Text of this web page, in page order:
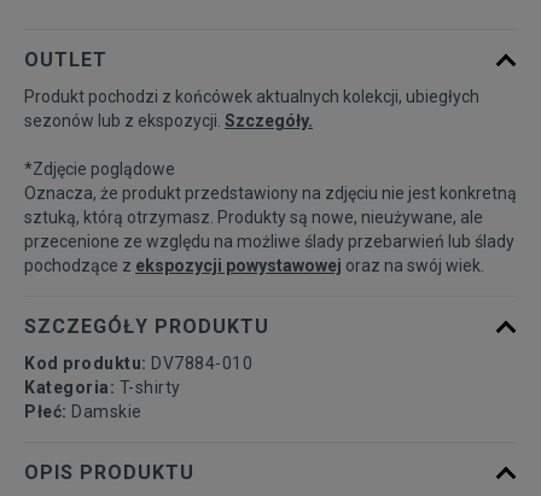
OUTLET
Produkt pochodzi z końcówek aktualnych kolekcji, ubiegłych
sezonów lub z ekspozycji. Szczegóły.
*Zdjęcie poglądowe
Oznacza, że produkt przedstawiony na zdjęciu nie jest konkretną
sztuką, którą otrzymasz. Produkty są nowe, nieużywane, ale
przecenione ze względu na możliwe ślady przebarwień lub ślady
pochodzące z ekspozycji powystawowej oraz na swój wiek.
SZCZEGÓŁY PRODUKTU
Kod produktu: DV7884-010
Kategoria: T-shirty
Płeć: Damskie
OPIS PRODUKTU